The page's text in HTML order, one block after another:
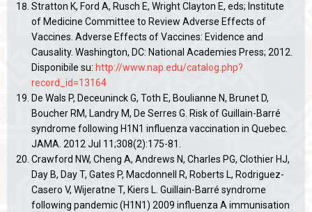
Stratton K, Ford A, Rusch E, Wright Clayton E, eds; Institute
of Medicine Committee to Review Adverse Effects of
Vaccines. Adverse Effects of Vaccines: Evidence and
Causality. Washington, DC: National Academies Press; 2012.
Disponibile su: http://www.nap.edu/catalog.php?
record_id=13164
De Wals P, Deceuninck G, Toth E, Boulianne N, Brunet D,
Boucher RM, Landry M, De Serres G. Risk of Guillain-Barré
syndrome following H1N1 influenza vaccination in Quebec.
JAMA. 2012 Jul 11;308(2):175-81.
Crawford NW, Cheng A, Andrews N, Charles PG, Clothier HJ,
Day B, Day T, Gates P, Macdonnell R, Roberts L, Rodriguez-
Casero V, Wijeratne T, Kiers L. Guillain-Barré syndrome
following pandemic (H1N1) 2009 influenza A immunisation